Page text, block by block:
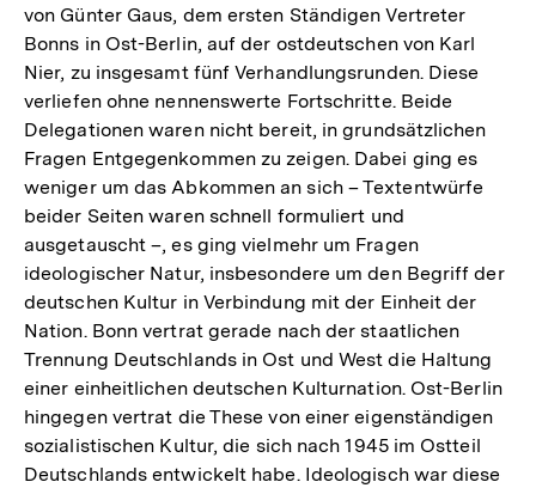
von Günter Gaus, dem ersten Ständigen Vertreter
Bonns in Ost-Berlin, auf der ostdeutschen von Karl
Nier, zu insgesamt fünf Verhandlungsrunden. Diese
verliefen ohne nennenswerte Fortschritte. Beide
Delegationen waren nicht bereit, in grundsätzlichen
Fragen Entgegenkommen zu zeigen. Dabei ging es
weniger um das Abkommen an sich – Textentwürfe
beider Seiten waren schnell formuliert und
ausgetauscht –, es ging vielmehr um Fragen
ideologischer Natur, insbesondere um den Begriff der
deutschen Kultur in Verbindung mit der Einheit der
Nation. Bonn vertrat gerade nach der staatlichen
Trennung Deutschlands in Ost und West die Haltung
einer einheitlichen deutschen Kulturnation. Ost-Berlin
hingegen vertrat die These von einer eigenständigen
sozialistischen Kultur, die sich nach 1945 im Ostteil
Deutschlands entwickelt habe. Ideologisch war diese